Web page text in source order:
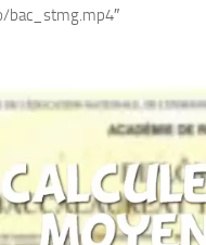
bac_stmg.mp4″